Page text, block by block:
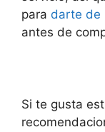
para darte de
antes de
Si te gusta